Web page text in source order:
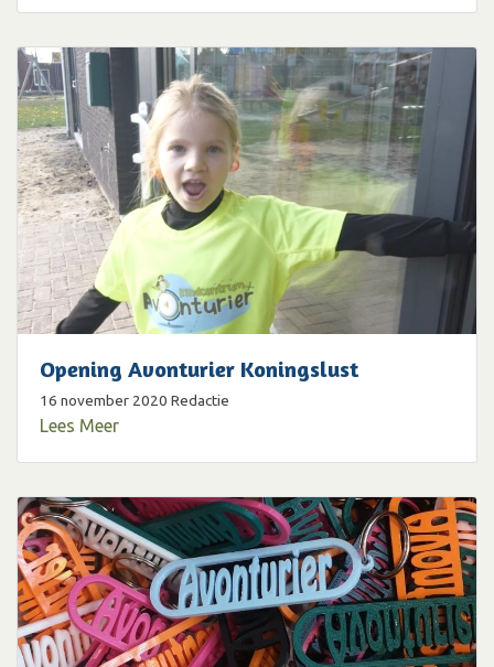
Opening Avonturier Koningslust
16 november 2020 Redactie
Lees Meer